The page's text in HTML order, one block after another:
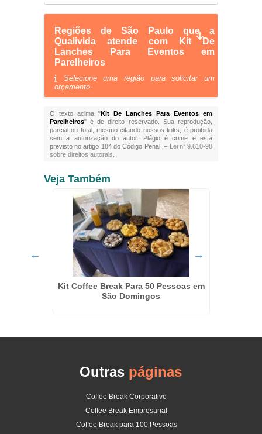
Regiões de São Paulo que a
Qualivida atende com Kit De
Lanches Para Eventos em
Parelheiros
Selecione uma região para solicitar um
orçamento
O texto acima "Kit De Lanches Para Eventos em
Parelheiros" é de direito reservado. Sua reprodução,
parcial ou total, mesmo citando nossos links, é proibida
sem a autorização do autor. Plágio é crime e está
previsto no artigo 184 do Código Penal. – Lei n° 9.610-98
sobre direitos autorais
Veja Também
Kit Coffee Break Para 50 Pessoas em
São Domingos
Outras páginas
Coffee Break Corporativo
Coffee Break Empresarial
Coffee Break para 100 Pessoas